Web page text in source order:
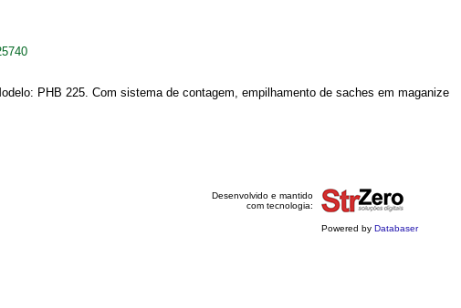
PHB 225. Com sistema de contagem, empilhamento de saches em maganize
Desenvolvido e mantido
com tecnologia:
Powered by Databaser